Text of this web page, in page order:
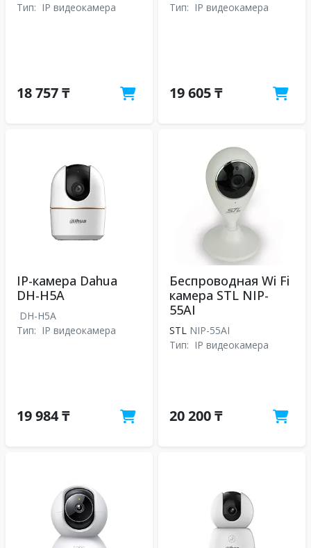
Тип: IP видеокамера
18 757 ₸
Тип: IP видеокамера
19 605 ₸
IP-камера Dahua
DH-H5A
DH-H5A
Тип: IP видеокамера
19 984 ₸
Беспроводная Wi Fi
камера STL NIP-
55AI
STL NIP-55AI
Тип: IP видеокамера
20 200 ₸